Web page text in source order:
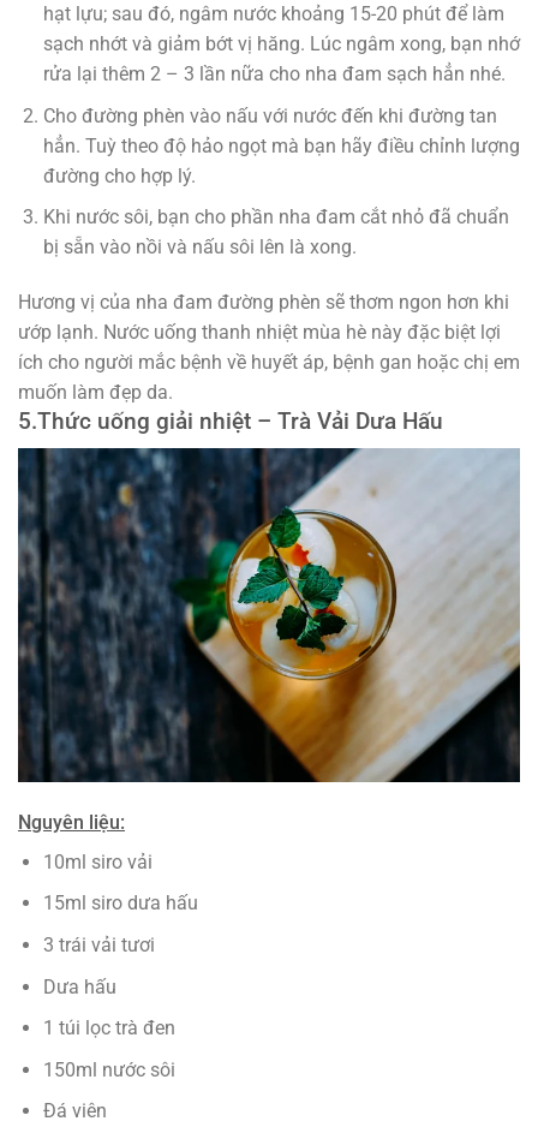
hạt lựu; sau đó, ngâm nước khoảng 15-20 phút để làm
sạch nhớt và giảm bớt vị hăng. Lúc ngâm xong, bạn nhớ
rửa lại thêm 2 – 3 lần nữa cho nha đam sạch hẳn nhé.
Cho đường phèn vào nấu với nước đến khi đường tan
hẳn. Tuỳ theo độ hảo ngọt mà bạn hãy điều chỉnh lượng
đường cho hợp lý.
Khi nước sôi, bạn cho phần nha đam cắt nhỏ đã chuẩn
bị sẵn vào nồi và nấu sôi lên là xong.
Hương vị của nha đam đường phèn sẽ thơm ngon hơn khi
ướp lạnh. Nước uống thanh nhiệt mùa hè này đặc biệt lợi
ích cho người mắc bệnh về huyết áp, bệnh gan hoặc chị em
muốn làm đẹp da.
5.Thức uống giải nhiệt – Trà Vải Dưa Hấu
Nguyên liệu:
10ml siro vải
15ml siro dưa hấu
3 trái vải tươi
Dưa hấu
1 túi lọc trà đen
150ml nước sôi
Đá viên